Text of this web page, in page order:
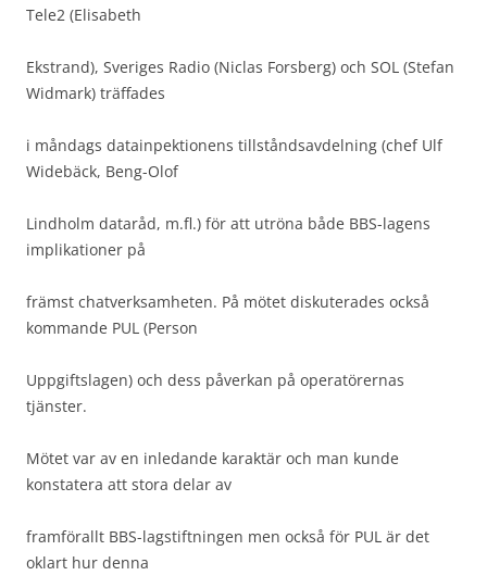
Tele2 (Elisabeth
Ekstrand), Sveriges Radio (Niclas Forsberg) och SOL (Stefan
Widmark) träffades
i måndags datainpektionens tillståndsavdelning (chef Ulf
Widebäck, Beng-Olof
Lindholm dataråd, m.fl.) för att utröna både BBS-lagens
implikationer på
främst chatverksamheten. På mötet diskuterades också
kommande PUL (Person
Uppgiftslagen) och dess påverkan på operatörernas
tjänster.
Mötet var av en inledande karaktär och man kunde
konstatera att stora delar av
framförallt BBS-lagstiftningen men också för PUL är det
oklart hur denna